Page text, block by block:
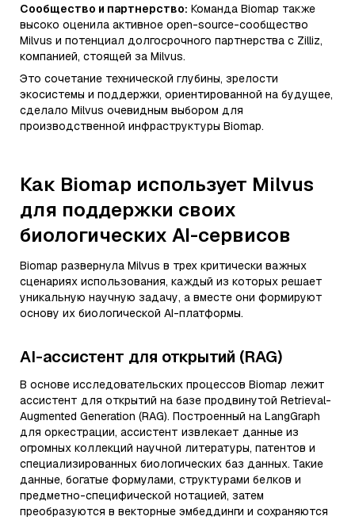
Сообщество и партнерство: Команда Biomap также
высоко оценила активное open-source-сообщество
Milvus и потенциал долгосрочного партнерства с Zilliz,
компанией, стоящей за Milvus.
Это сочетание технической глубины, зрелости
экосистемы и поддержки, ориентированной на будущее,
сделало Milvus очевидным выбором для
производственной инфраструктуры Biomap.
Как Biomap использует Milvus
для поддержки своих
биологических AI-сервисов
Biomap развернула Milvus в трех критически важных
сценариях использования, каждый из которых решает
уникальную научную задачу, а вместе они формируют
основу их биологической AI-платформы.
AI-ассистент для открытий (RAG)
В основе исследовательских процессов Biomap лежит
ассистент для открытий на базе продвинутой Retrieval-
Augmented Generation (RAG). Построенный на LangGraph
для оркестрации, ассистент извлекает данные из
огромных коллекций научной литературы, патентов и
специализированных биологических баз данных. Такие
данные, богатые формулами, структурами белков и
предметно-специфической нотацией, затем
преобразуются в векторные эмбеддинги и сохраняются